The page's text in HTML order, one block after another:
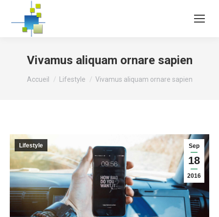
Vivamus aliquam ornare sapien
Vous êtes ici :
Accueil Lifestyle Vivamus aliquam ornare sapien
Sep
18
2016
Lifestyle